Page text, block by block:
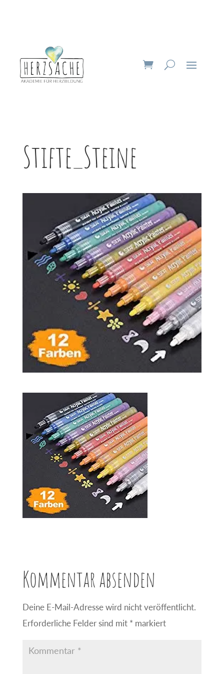
Stifte_Steine
Kommentar absenden
Deine E-Mail-Adresse wird nicht veröffentlicht.
Erforderliche Felder sind mit * markiert